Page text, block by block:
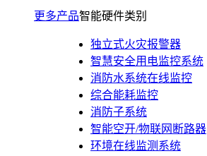
更多产品智能硬件类别
独立式火灾报警器
智慧安全用电监控系统
消防水系统在线监控
综合能耗监控
消防子系统
智能空开/物联网断路器
环境在线监测系统